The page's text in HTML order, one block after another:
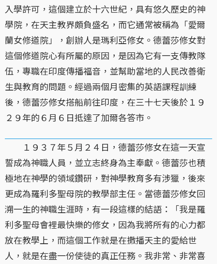
入學許可，這個建立於十六世紀，具有悠久歷史的神
學院，在天主教界頗負盛名，而它通常被稱為「愛爾
蘭女修道院」，創辦人是瑪利亞修女。德蕾莎修女對
這個修道院心有所屬的原因，是因為它有一支傳教隊
伍，專職在印度傳播福音，並幫助當地的人民改善衛
生與教育的問題。經過兩個月密集的英語課程訓練
後，德蕾莎修女搭船前往印度，在三十七天後於１９
２９年的６月６日抵達了加爾各答市。
１９３７年５月２４日，德蕾莎修女在這一天宣
誓成為神職人員，並立志終身為主奉獻。德蕾莎也積
極地在神學的領域鑽研，對神學教育多有涉獵，後來
更成為羅利多聖母院的教學部主任。當德蕾莎修女回
溯一生的神職生涯時，有一段這樣的結語：「我是羅
利多聖母會裡最快樂的修女，因為我將所有的心力都
放在教學上，而這個工作就是在撒播天主的愛給世
人，就是在盡一份使徒的真正任務。我非常、非常喜